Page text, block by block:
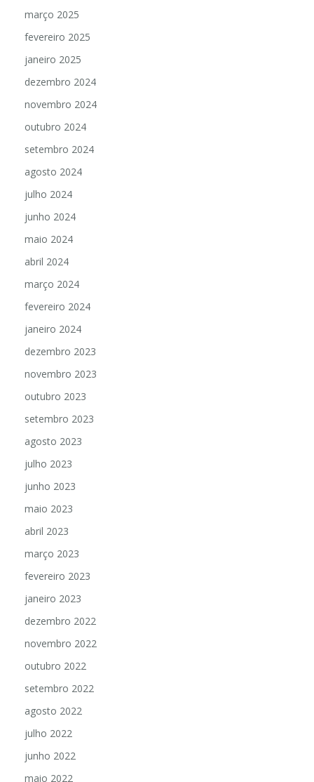
março 2025
fevereiro 2025
janeiro 2025
dezembro 2024
novembro 2024
outubro 2024
setembro 2024
agosto 2024
julho 2024
junho 2024
maio 2024
abril 2024
março 2024
fevereiro 2024
janeiro 2024
dezembro 2023
novembro 2023
outubro 2023
setembro 2023
agosto 2023
julho 2023
junho 2023
maio 2023
abril 2023
março 2023
fevereiro 2023
janeiro 2023
dezembro 2022
novembro 2022
outubro 2022
setembro 2022
agosto 2022
julho 2022
junho 2022
maio 2022